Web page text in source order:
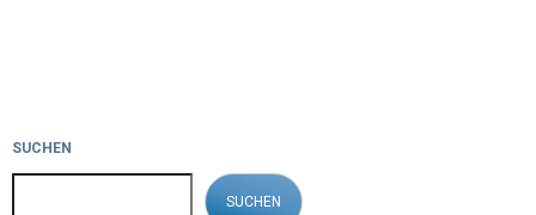
SUCHEN
SUCHEN